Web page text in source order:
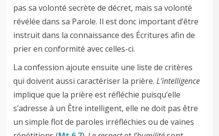
pas sa volonté secrète de décret, mais sa volonté
révélée dans sa Parole. Il est donc important d’être
instruit dans la connaissance des Écritures afin de
prier en conformité avec celles-ci.
La confession ajoute ensuite une liste de critères
qui doivent aussi caractériser la prière.L’intelligence
implique que la prière est réfléchie puisqu’elle
s’adresse à un Être intelligent, elle ne doit pas être
un simple flot de paroles irréfléchies ou de vaines